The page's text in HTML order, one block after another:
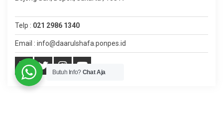
Telp : 021 2986 1340
Email : info@daarulshafa.ponpes.id
Butuh Info? Chat Aja